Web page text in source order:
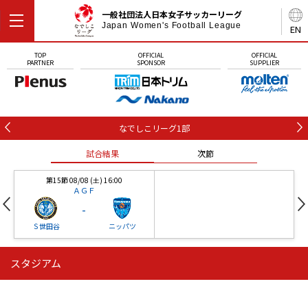
EN
一般社団法人日本女子サッカーリーグ
Japan Women's Football League
TOP
PARTNER
OFFICIAL
SPONSOR
OFFICIAL
SUPPLIER
なでしこリーグ1部
試合結果 次節
第15節 08/08 (土) 16:00
ＡＧＦ
Ｓ世田谷
-
ニッパツ
第16節 09/05 (土) 15:00
ニッパツ 石人の星
スタジアム